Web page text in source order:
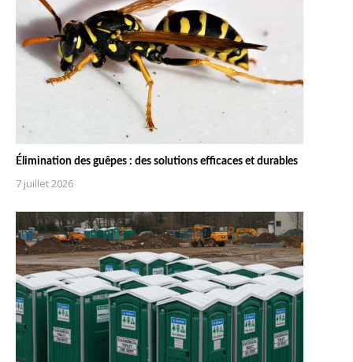
Élimination des guêpes : des solutions efficaces et durables
7 juillet 2026